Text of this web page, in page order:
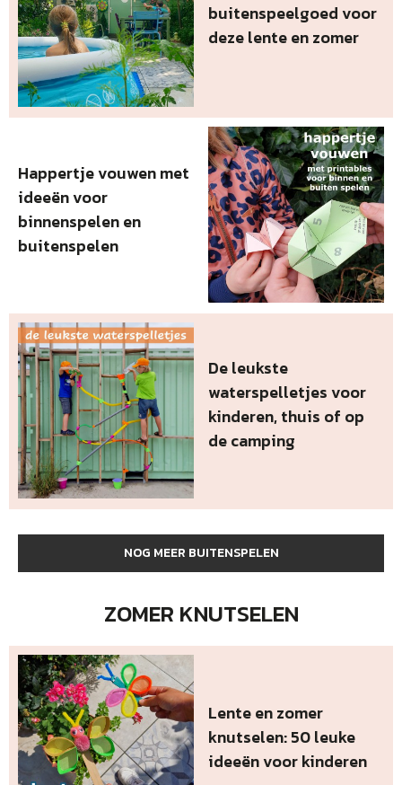
NOG MEER BUITENSPELEN
buitenspeelgoed voor
deze lente en zomer
Happertje vouwen met
ideeën voor
binnenspelen en
buitenspelen
De leukste
waterspelletjes voor
kinderen, thuis of op
de camping
ZOMER KNUTSELEN
Lente en zomer
knutselen: 50 leuke
ideeën voor kinderen